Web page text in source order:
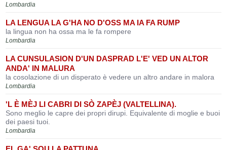
Lombardia
LA LENGUA LA G'HA NO D'OSS MA IA FA RUMP
la lingua non ha ossa ma le fa rompere
Lombardia
LA CUNSULASION D'UN DASPRAD L'E' VED UN ALTOR
ANDA' IN MALURA
la cosolazione di un disperato è vedere un altro andare in malora
Lombardia
'L È MÈJ LI CABRI DI SÒ ZAPÈJ (VALTELLINA).
Sono meglio le capre dei propri dirupi. Equivalente di moglie e buoi
dei paesi tuoi.
Lombardia